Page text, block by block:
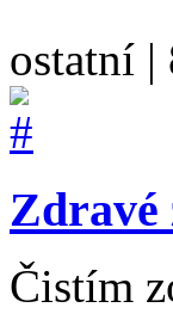
ostatní |
Zdravé
Čistím